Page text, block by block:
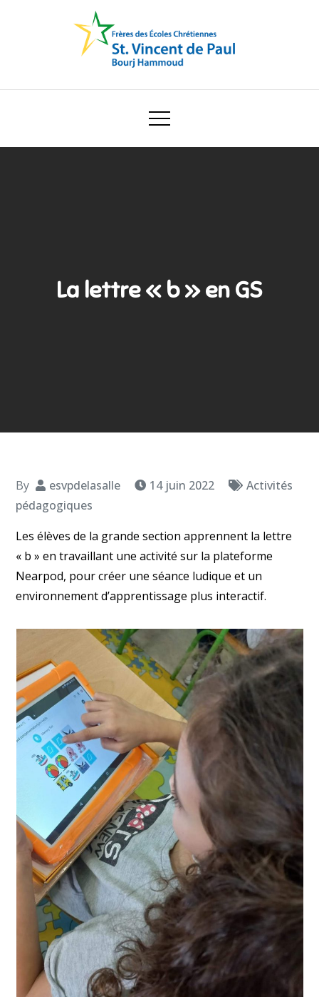
Ecole Saint Vincent de Paul
La lettre « b » en GS
By esvpdelasalle 14 juin 2022
Activités
pédagogiques
Les élèves de la grande section apprennent la lettre
« b » en travaillant une activité sur la plateforme
Nearpod, pour créer une séance ludique et un
environnement d’apprentissage plus interactif.